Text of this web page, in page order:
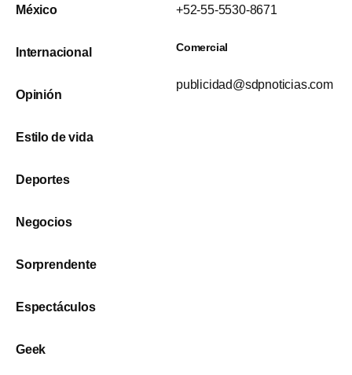
México
Internacional
Opinión
Estilo de vida
Deportes
Negocios
Sorprendente
Espectáculos
Geek
+52-55-5530-8671
Comercial
publicidad@sdpnoticias.com